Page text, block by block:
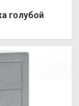
голубой